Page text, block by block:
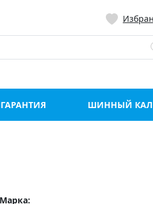
ГАРАНТИЯ ШИННЫЙ
Марка: